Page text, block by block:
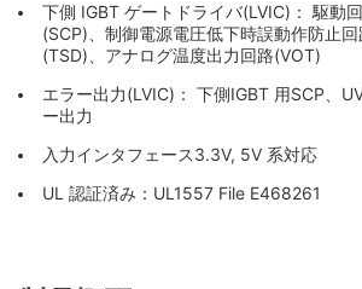
下側 IGBT ゲートドライバ(LVIC)： 駆動
(SCP)、制御電源電圧低下時誤動作防止
(TSD)、アナログ温度出力回路(VOT)
エラー出力(LVIC)： 下側IGBT 用SCP、
ー出力
入力インタフェース3.3V, 5V 系対応
UL 認証済み：UL1557 File E468261